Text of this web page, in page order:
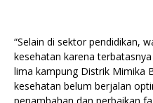
“Selain di sektor pendidikan,
kesehatan karena
lima kampung Distrik Mimika
kesehatan belum berjalan